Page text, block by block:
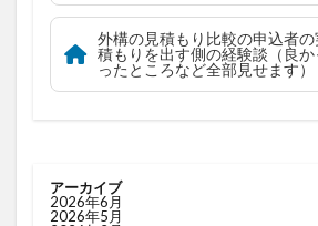
外構の見積もり比較の申込者
積もりを出す側の経験談（良
ったところなど全部見せます）
アーカイブ
2026年6月
2026年5月